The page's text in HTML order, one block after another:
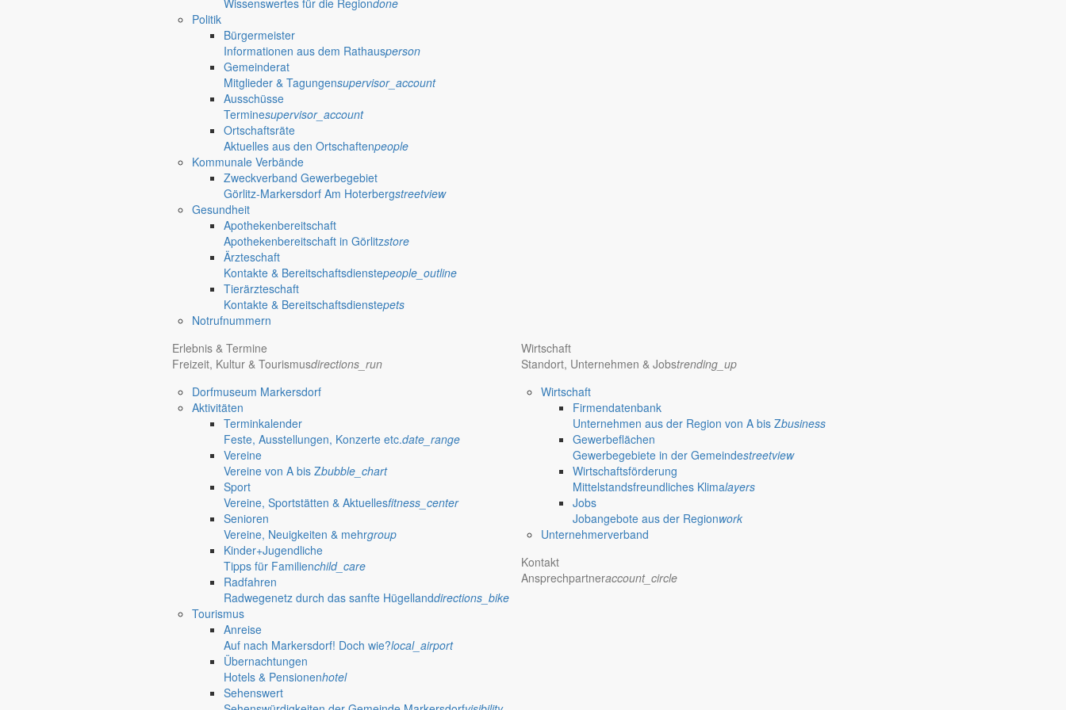
Wissenswertes für die Regiondone
Politik
Bürgermeister
Informationen aus dem Rathausperson
Gemeinderat
Mitglieder & Tagungensupervisor_account
Ausschüsse
Terminesupervisor_account
Ortschaftsräte
Aktuelles aus den Ortschaftenpeople
Kommunale Verbände
Zweckverband Gewerbegebiet
Görlitz-Markersdorf Am Hoterbergstreetview
Gesundheit
Apothekenbereitschaft
Apothekenbereitschaft in Görlitzstore
Ärzteschaft
Kontakte & Bereitschaftsdienstepeople_outline
Tierärzteschaft
Kontakte & Bereitschaftsdienstepets
Notrufnummern
Erlebnis & Termine
Freizeit, Kultur & Tourismusdirections_run
Dorfmuseum Markersdorf
Aktivitäten
Terminkalender
Feste, Ausstellungen, Konzerte etc.date_range
Vereine
Vereine von A bis Zbubble_chart
Sport
Vereine, Sportstätten & Aktuellesfitness_center
Senioren
Vereine, Neuigkeiten & mehrgroup
Kinder+Jugendliche
Tipps für Familienchild_care
Radfahren
Radwegenetz durch das sanfte Hügellanddirections_bike
Tourismus
Anreise
Auf nach Markersdorf! Doch wie?local_airport
Übernachtungen
Hotels & Pensionenhotel
Sehenswert
Wirtschaft
Standort, Unternehmen & Jobstrending_up
Wirtschaft
Firmendatenbank
Unternehmen aus der Region von A bis Zbusiness
Gewerbeflächen
Gewerbegebiete in der Gemeindestreetview
Wirtschaftsförderung
Mittelstandsfreundliches Klimalayers
Jobs
Jobangebote aus der Regionwork
Unternehmerverband
Kontakt
Ansprechpartneraccount_circle
Öffnungszeiten RathausGemeindeverwaltung Markersdorf
08:30 – 11:30 Uhr und 14:00 – 18:00 Uhr
08:30 – 11:30 Uhr und 14:00 – 17:00 Uhr
Außerhalb der Öffnungszeiten können Termine vereinbart werden.
E-Mail: sekretariat@gemeinde-markersdorf.de
Aktuelles aus dem Rathaus